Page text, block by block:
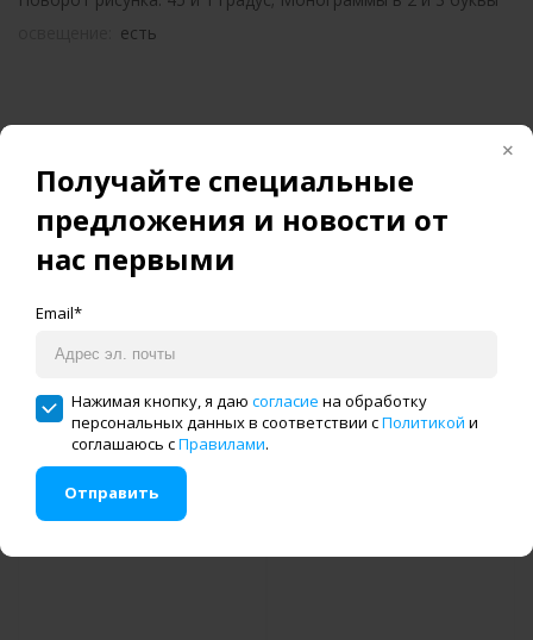
Получайте специальные
предложения и новости от
нас первыми
Email*
Нажимая кнопку, я даю согласие на обработку
персональных данных в соответствии сПолитикой и
соглашаюсь сПравилами.
Отправить
есть
Похожие товары
Швейно-вышивальная
машина Necchi 8888